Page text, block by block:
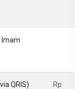
Imam
QRIS)
Rp